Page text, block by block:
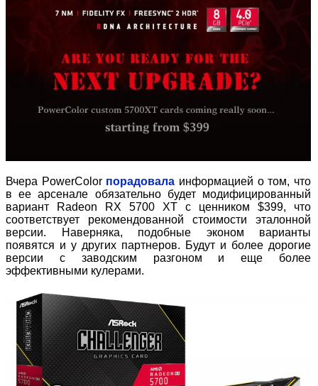
Вчера PowerColor порадовала информацией о том, что
в ее арсенале обязательно будет модифицированный
вариант Radeon RX 5700 XT с ценником $399, что
соответствует рекомендованной стоимости эталонной
версии. Наверняка, подобные эконом варианты
появятся и у других партнеров. Будут и более дорогие
версии с заводским разгоном и еще более
эффективными кулерами.